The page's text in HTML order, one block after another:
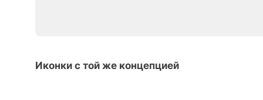
Иконки с той же концепцией